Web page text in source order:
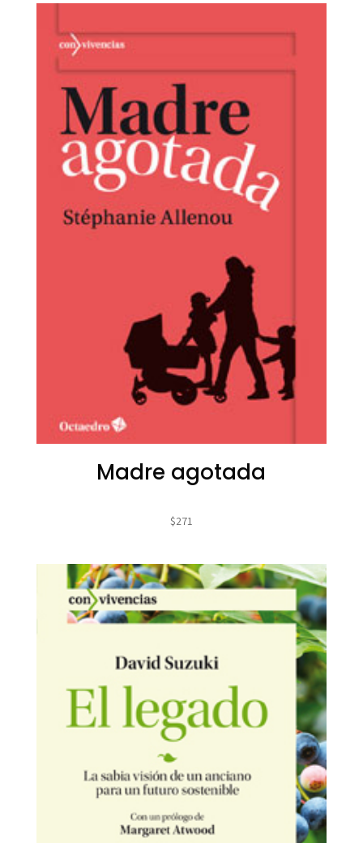
Madre agotada
$271